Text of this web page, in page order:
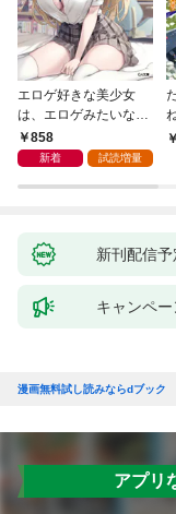
エロゲ好きな美少女
は、エロゲみたいなこ
と全部シてほしい【電
子ＳＳ特典付き】
858
新着 試読増量
新刊配信予
キャンペー
漫画無料試し読みならdブック
アプリ